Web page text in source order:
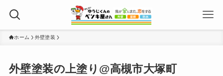
ホーム 外壁塗装
外壁塗装の上塗り@高槻市大塚町